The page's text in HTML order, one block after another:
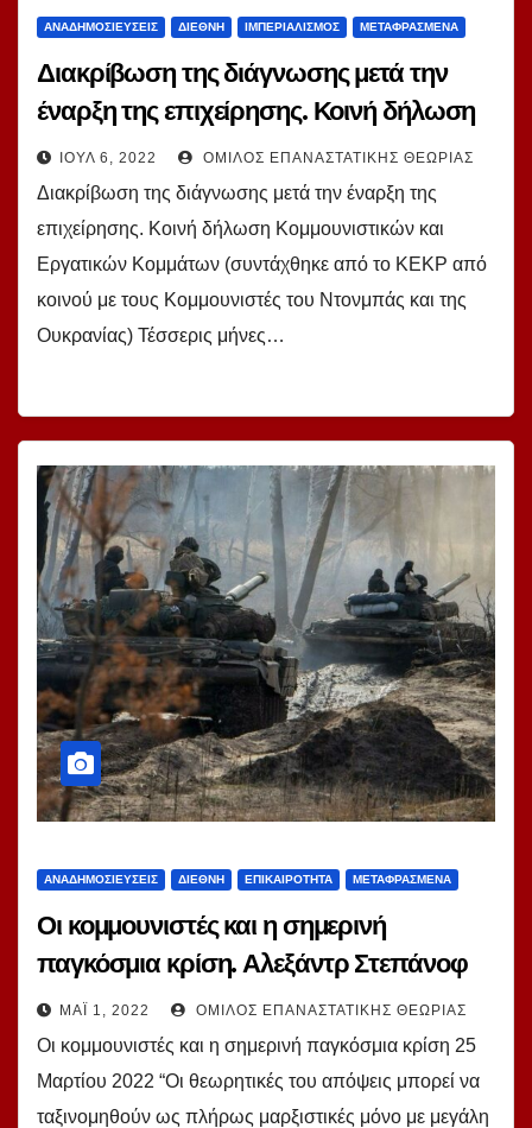
ΑΝΑΔΗΜΟΣΙΕΎΣΕΙΣ ΔΙΕΘΝΉ ΙΜΠΕΡΙΑΛΙΣΜΌΣ ΜΕΤΑΦΡΑΣΜΈΝΑ
Διακρίβωση της διάγνωσης μετά την
έναρξη της επιχείρησης. Κοινή δήλωση
Κομμουνιστικών και Εργατικών
Κομμάτων (συντάχθηκε από το ΚΕΚΡ
από κοινού με τους Κομμουνιστές του
Ντονμπάς και της Ουκρανίας)
ΙΟΎΛ 6, 2022 ΌΜΙΛΟΣ ΕΠΑΝΑΣΤΑΤΙΚΉΣ ΘΕΩΡΊΑΣ
Διακρίβωση της διάγνωσης μετά την έναρξη της
επιχείρησης. Κοινή δήλωση Κομμουνιστικών και
Εργατικών Κομμάτων (συντάχθηκε από το ΚΕΚΡ από
κοινού με τους Κομμουνιστές του Ντονμπάς και της
Ουκρανίας) Τέσσερις μήνες…
ΑΝΑΔΗΜΟΣΙΕΎΣΕΙΣ ΔΙΕΘΝΉ ΕΠΙΚΑΙΡΌΤΗΤΑ ΜΕΤΑΦΡΑΣΜΈΝΑ
Οι κομμουνιστές και η σημερινή
παγκόσμια κρίση. Αλεξάντρ Στεπάνοφ
(ΚΕΚΡ)
ΜΆΙ 1, 2022 ΌΜΙΛΟΣ ΕΠΑΝΑΣΤΑΤΙΚΉΣ ΘΕΩΡΊΑΣ
Οι κομμουνιστές και η σημερινή παγκόσμια κρίση 25
Μαρτίου 2022 “Οι θεωρητικές του απόψεις μπορεί να
ταξινομηθούν ως πλήρως μαρξιστικές μόνο με μεγάλη